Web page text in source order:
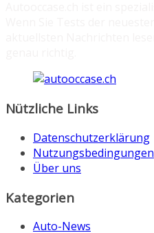
Nützliche Links
Datenschutzerklärung
Nutzungsbedingungen
Über uns
Kategorien
Auto-News